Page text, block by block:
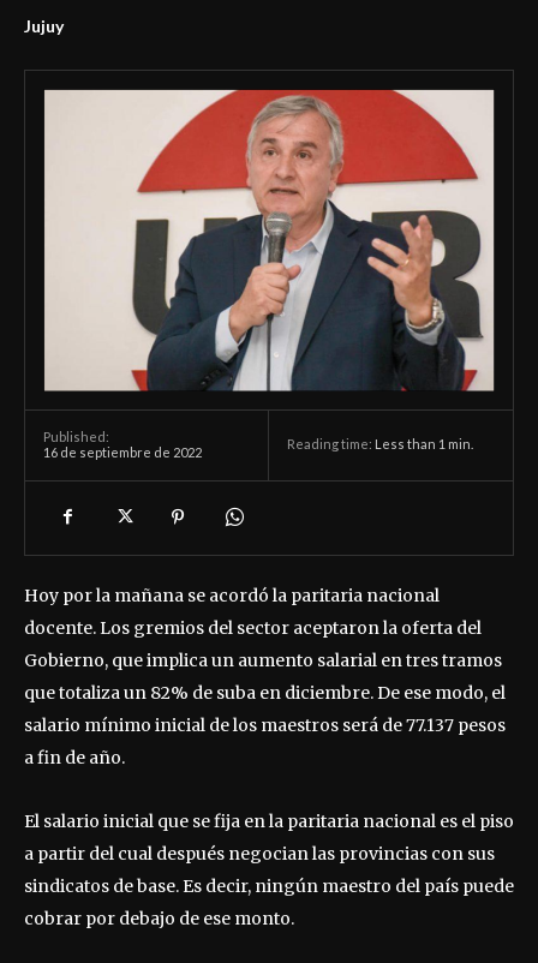
Jujuy
Published:
16 de septiembre de 2022
Reading time: Less than 1 min.
Hoy por la mañana se acordó la paritaria nacional
docente. Los gremios del sector aceptaron la oferta del
Gobierno, que implica un aumento salarial en tres tramos
que totaliza un 82% de suba en diciembre. De ese modo, el
salario mínimo inicial de los maestros será de 77.137 pesos
a fin de año.
El salario inicial que se fija en la paritaria nacional es el piso
a partir del cual después negocian las provincias con sus
sindicatos de base. Es decir, ningún maestro del país puede
cobrar por debajo de ese monto.